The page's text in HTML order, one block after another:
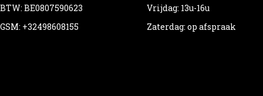
BTW: BE0807590623
GSM: +32498608155
Vrijdag: 13u-16u
Zaterdag: op afspraak